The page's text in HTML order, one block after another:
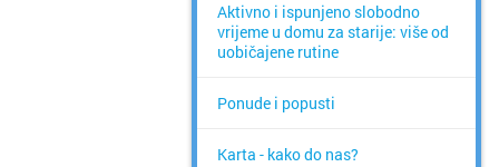
Aktivno i ispunjeno slobodno
vrijeme u domu za starije: više od
uobičajene rutine
Ponude i popusti
Karta - kako do nas?